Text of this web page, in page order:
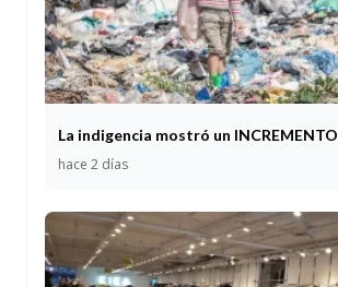
La indigencia mostró un INCREMENTO
hace 2 días